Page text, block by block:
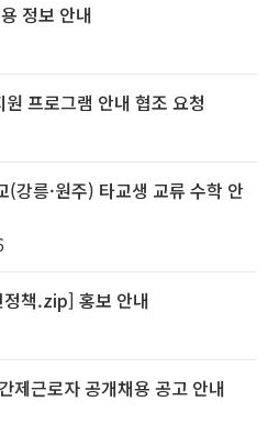
정보 안내
프로그램 안내 협조 요청
강릉·원주) 타교생 교류 수학 안
정책.zip] 홍보 안내
제근로자 공개채용 공고 안내